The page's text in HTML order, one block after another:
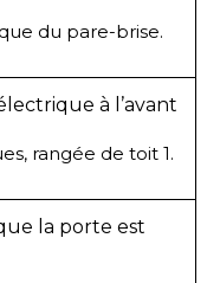
du pare-brise.
à l’avant
rangée de toit 1.
la porte est